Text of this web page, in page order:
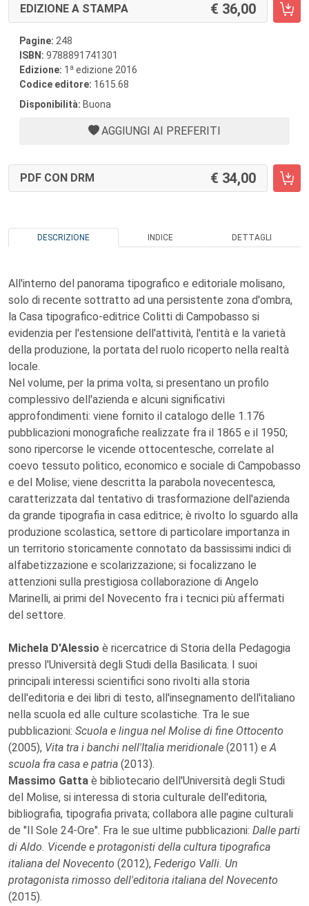
EDIZIONE A STAMPA 36,00
Pagine: 248
ISBN: 9788891741301
Edizione: 1 a edizione 2016
Codice editore: 1615.68
Disponibilità: Buona
AGGIUNGI AI PREFERITI
PDF CON DRM 34,00
DESCRIZIONE INDICE DETTAGLI
All'interno del panorama tipografico e editoriale molisano,
solo di recente sottratto ad una persistente zona d'ombra,
la Casa tipografico-editrice Colitti di Campobasso si
evidenzia per l'estensione dell'attività, l'entità e la varietà
della produzione, la portata del ruolo ricoperto nella realtà
locale.
Nel volume, per la prima volta, si presentano un profilo
complessivo dell'azienda e alcuni significativi
approfondimenti: viene fornito il catalogo delle 1.176
pubblicazioni monografiche realizzate fra il 1865 e il 1950;
sono ripercorse le vicende ottocentesche, correlate al
coevo tessuto politico, economico e sociale di Campobasso
e del Molise; viene descritta la parabola novecentesca,
caratterizzata dal tentativo di trasformazione dell'azienda
da grande tipografia in casa editrice; è rivolto lo sguardo alla
produzione scolastica, settore di particolare importanza in
un territorio storicamente connotato da bassissimi indici di
alfabetizzazione e scolarizzazione; si focalizzano le
attenzioni sulla prestigiosa collaborazione di Angelo
Marinelli, ai primi del Novecento fra i tecnici più affermati
del settore.
Michela D'Alessio è ricercatrice di Storia della Pedagogia
presso l'Università degli Studi della Basilicata. I suoi
principali interessi scientifici sono rivolti alla storia
dell'editoria e dei libri di testo, all'insegnamento dell'italiano
nella scuola ed alle culture scolastiche. Tra le sue
pubblicazioni: Scuola e lingua nel Molise di fine Ottocento
(2005), Vita tra i banchi nell'Italia meridionale (2011) eA
scuola fra casa e patria (2013).
Massimo Gatta è bibliotecario dell'Università degli Studi
del Molise, si interessa di storia culturale dell'editoria,
bibliografia, tipografia privata; collabora alle pagine culturali
de "Il Sole 24-Ore". Fra le sue ultime pubblicazioni: Dalle parti
di Aldo. Vicende e protagonisti della cultura tipografica
italiana del Novecento (2012), Federigo Valli. Un
protagonista rimosso dell'editoria italiana del Novecento
(2015).